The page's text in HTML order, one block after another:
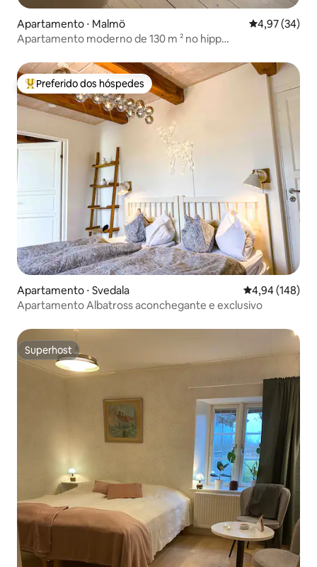
Apartamento ⋅ Malmö 4,97 de uma
4,97 (34)
Apartamento moderno de 130 m ² no hipp
Entre os melhores preferidos dos hóspedes
Preferido dos hóspedes
Apartamento ⋅ Svedala 4,94 de uma
4,94 (148)
Apartamento Albatross aconchegante e exclusivo
Superhost
Superhost